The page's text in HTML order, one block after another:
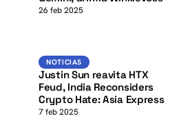
26 feb 2025
Noticias
NOTICIAS
Justin Sun reavita HTX
Feud, India Reconsiders
Crypto Hate: Asia Express
7 feb 2025